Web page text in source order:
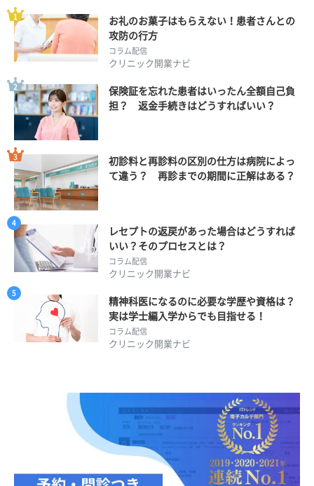
お礼のお菓子はもらえない！患者さんとの
攻防の行方
コラム配信
クリニック開業ナビ
保険証を忘れた患者はいったん全額自己負
担？ 返金手続きはどうすればいい？
初診料と再診料の区別の仕方は病院によっ
て違う？ 再診までの期間に正解はある？
レセプトの返戻があった場合はどうすれば
いい？そのプロセスとは？
コラム配信
クリニック開業ナビ
精神科医になるのに必要な学歴や資格は？
実は学士編入学からでも目指せる！
コラム配信
クリニック開業ナビ